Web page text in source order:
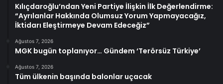
Kılıçdaroğlu’ndan Yeni Partiye İlişkin İlk Değerlendirme:
“Ayrılanlar Hakkında Olumsuz Yorum Yapmayacağız,
İktidarı Eleştirmeye Devam Edeceğiz”
Ağustos 7, 2026
MGK bugün toplanıyor… Gündem ‘Terörsüz Türkiye’
Ağustos 7, 2026
Tüm ülkenin başında balonlar uçacak